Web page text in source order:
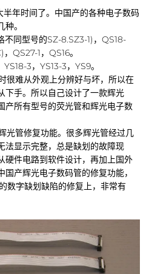
年时间了。中国产的各种电子数码
。
同型号的SZ-8.SZ3-1)，QS18-
QS27-1，QS16。
3，YS13-3，YS9。
很难从外观上分辨好与坏，所以在
下手。所以自己设计了一款辉光
产所有型号的荧光管和辉光电子数
光管修复功能。很多辉光管经过几
法显示完整，总是缺划的故障现
硬件电路到软件设计，再加上国外
产辉光电子数码管的修复功能，
数字缺划缺陷的修复上，非常有